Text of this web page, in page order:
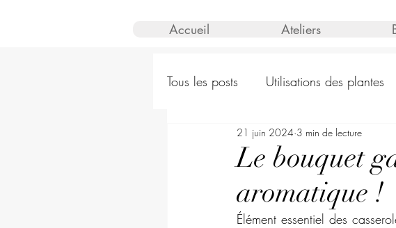
Accueil Ateliers
Tous les posts Utilisations des plantes
Le bouquet
aromatique !
21 juin 2024 3 min de lecture
Élément essentiel des